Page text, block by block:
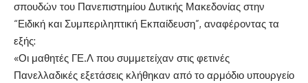
σπουδών του Πανεπιστημίου Δυτικής Μακεδονίας στην
“Ειδική και Συμπεριληπτική Εκπαίδευση”, αναφέροντας τα
εξής:
«Οι μαθητές ΓΕ.Λ που συμμετείχαν στις φετινές
Πανελλαδικές εξετάσεις κλήθηκαν από το αρμόδιο υπουργείο